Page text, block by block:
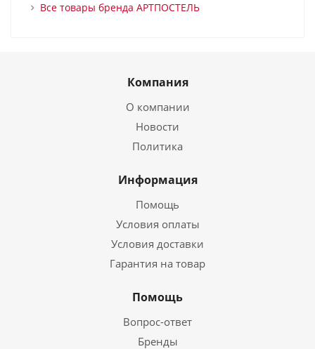
Все товары бренда АРТПОСТЕЛЬ
Компания
О компании
Новости
Политика
Информация
Помощь
Условия оплаты
Условия доставки
Гарантия на товар
Помощь
Вопрос-ответ
Бренды